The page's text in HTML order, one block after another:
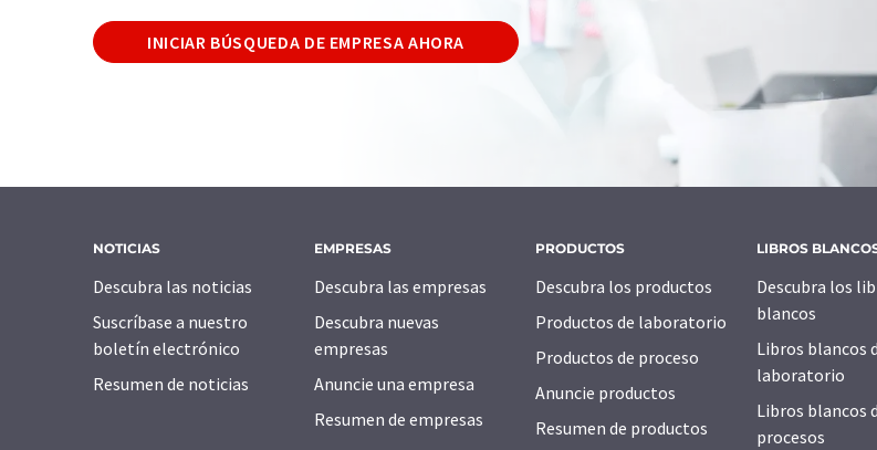
INICIAR BÚSQUEDA DE EMPRESA AHORA
NOTICIAS
Descubra las noticias
Suscríbase a nuestro
boletín electrónico
Resumen de noticias
EMPRESAS
Descubra las empresas
Descubra nuevas
empresas
Anuncie una empresa
Resumen de empresas
PRODUCTOS
Descubra los productos
Productos de laboratorio
Productos de proceso
Anuncie productos
Resumen de productos
LIBROS
Descubra los
blancos
Libros blancos
laboratorio
Libros blancos
procesos